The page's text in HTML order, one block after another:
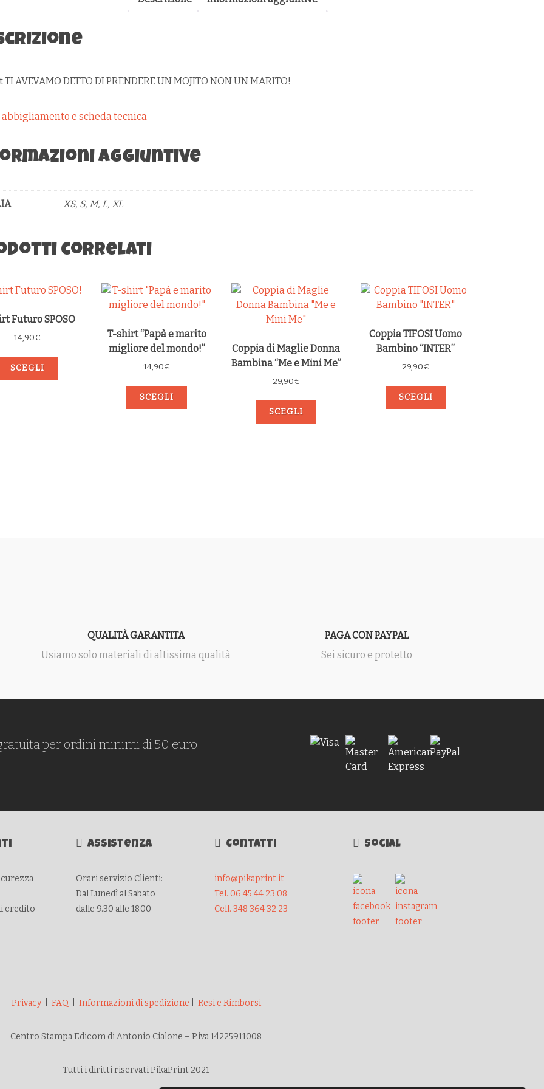
MARITO!
AVEVAMO DETTO DI PRENDERE UN MOJITO NON UN MARITO!
abbigliamento e scheda tecnica
aggiuntive
XS, S, M, L, XL
correlati
Futuro SPOSO
14,90€
SCEGLI
T-shirt “Papà e marito
migliore del mondo!”
14,90€
SCEGLI
Coppia di Maglie Donna
Bambina “Me e Mini Me”
29,90€
SCEGLI
Coppia TIFOSI Uomo
Bambino “INTER”
29,90€
SCEGLI
QUALITÀ GARANTITA
Usiamo solo materiali di altissima qualità
PAGA CON PAYPAL
Sei sicuro e protetto
per ordini minimi di 50 euro
credito
Assistenza
Orari servizio Clienti:
Dal Lunedì al Sabato
dalle 9.30 alle 18.00
Contatti
info@pikaprint.it
Tel. 06 45 44 23 08
Cell. 348 364 32 23
Social
Privacy| FAQ Informazioni di spedizione Resi e Rimborsi
Centro Stampa Edicom di Antonio Cialone – P.iva 14225911008
Tutti i diritti riservati PikaPrint 2021